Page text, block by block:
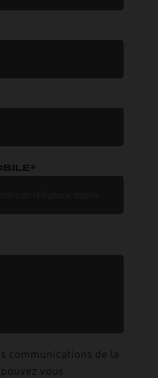
communications de la
vous